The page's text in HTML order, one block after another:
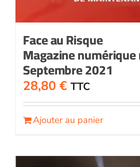
Face au Risque
Magazine
Septembre 2021
28,80 € TTC
Ajouter au panier